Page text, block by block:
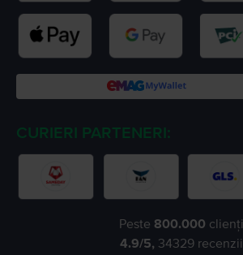
CURIERI PARTENERI:
Peste 800.000 clienți
4.9/5, 34329 recenzii